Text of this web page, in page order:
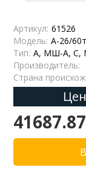
Артикул: 61526
Модель: А-26/60т
Тип: А, МШ-А, С,
Производитель:
Страна